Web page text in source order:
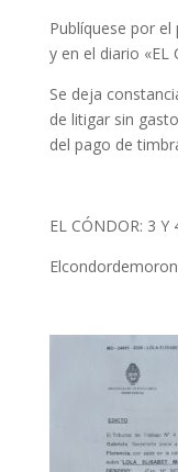
Publíquese por
y en el diario «EL
Se deja
de litigar sin
del pago de
EL CÓNDOR: 3 Y
Elcondordemoron